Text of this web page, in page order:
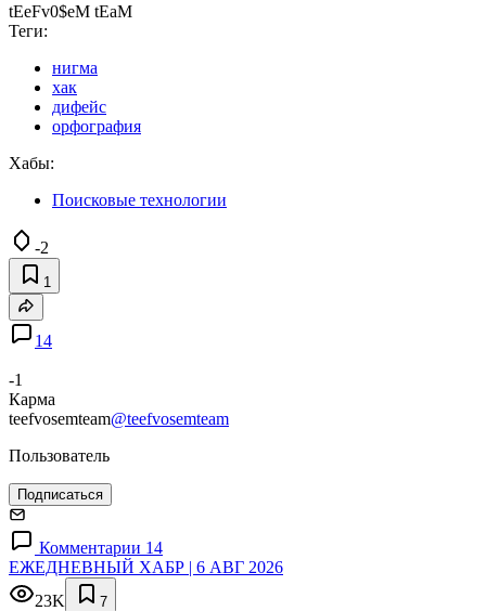
tEeFv0$eM tEaM
Теги:
нигма
хак
дифейс
орфография
Хабы:
Поисковые технологии
-2
1
14
-1
Карма
teefvosemteam@teefvosemteam
Пользователь
Подписаться
Комментарии 14
ЕЖЕДНЕВНЫЙ ХАБР | 6 АВГ 2026
23K
7